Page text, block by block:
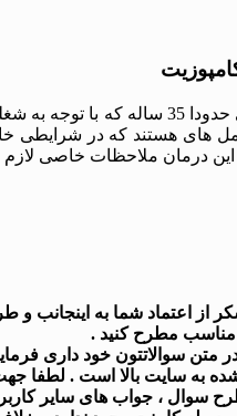
مراجعه کننده آقای
های هستند که در شرایطی
درمان ملاحظات خاصی
از اعتماد شما به اینجانب و